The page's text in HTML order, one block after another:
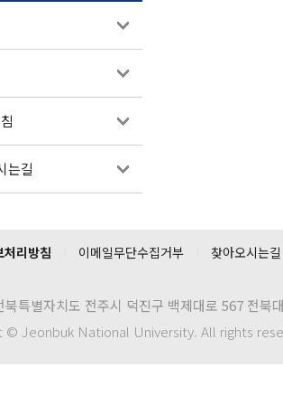
는길
처리방침 이메일무단수집거부 찾아오시는길
북특별자치도 전주시 덕진구 백제대로 567 전북
© Jeonbuk National University. All rights